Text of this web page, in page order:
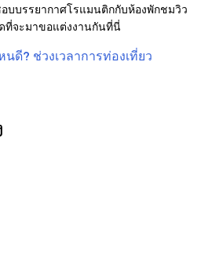
รรยากาศโรแมนติกกับห้องพักชมวิว
ที่จะมาขอแต่งงานกันที่นี่
นดี? ช่วงเวลาการท่องเที่ยว